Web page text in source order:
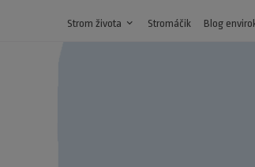
Strom života expand_more Stromáčik Blog